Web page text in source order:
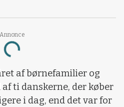
Annonce
Loading...
af børnefamilier og
ti danskerne, der køber
i dag, end det var for